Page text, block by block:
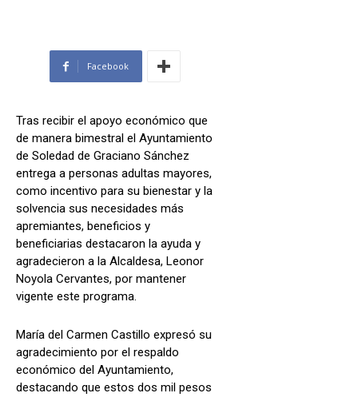
Facebook
Tras recibir el apoyo económico que
de manera bimestral el Ayuntamiento
de Soledad de Graciano Sánchez
entrega a personas adultas mayores,
como incentivo para su bienestar y la
solvencia sus necesidades más
apremiantes, beneficios y
beneficiarias destacaron la ayuda y
agradecieron a la Alcaldesa, Leonor
Noyola Cervantes, por mantener
vigente este programa.
María del Carmen Castillo expresó su
agradecimiento por el respaldo
económico del Ayuntamiento,
destacando que estos dos mil pesos